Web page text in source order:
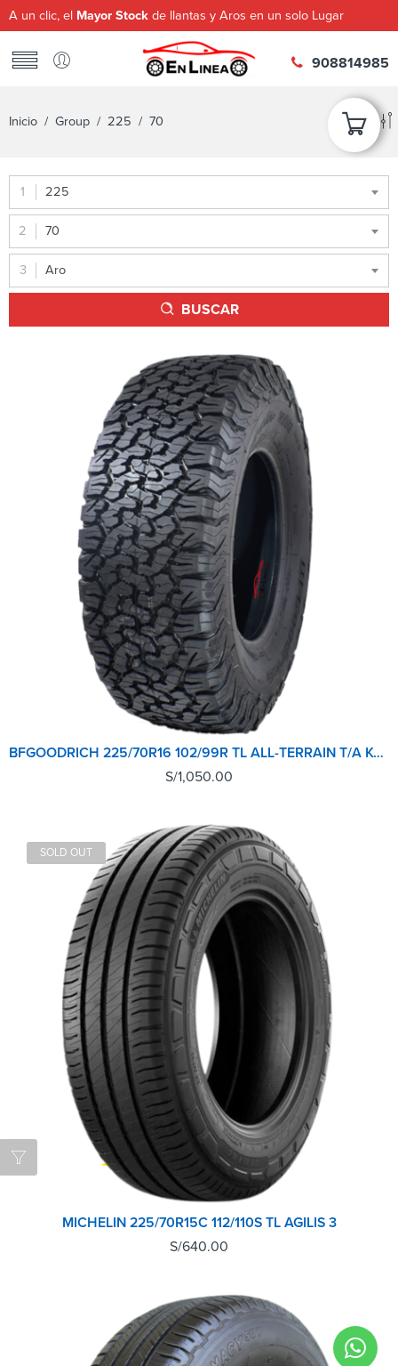
A un clic, el Mayor Stock de llantas y Aros en un solo Lugar
908814985
Inicio / Group / 225 / 70
225
70
Aro
BUSCAR
BFGOODRICH 225/70R16 102/99R TL ALL-TERRAIN T/A KO2 LRC RWL GO
S/1,050.00
SOLD OUT
MICHELIN 225/70R15C 112/110S TL AGILIS 3
S/640.00